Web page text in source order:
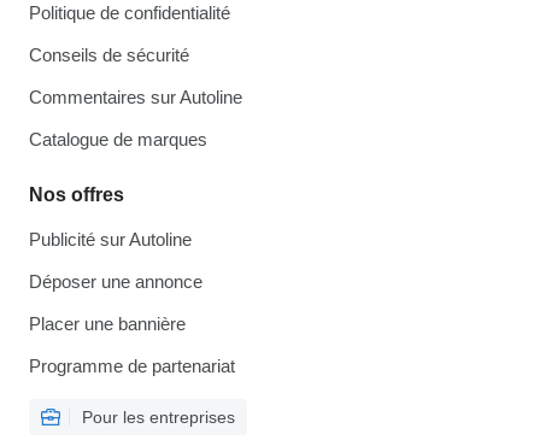
Politique de confidentialité
Conseils de sécurité
Commentaires sur Autoline
Catalogue de marques
Nos offres
Publicité sur Autoline
Déposer une annonce
Placer une bannière
Programme de partenariat
Pour les entreprises